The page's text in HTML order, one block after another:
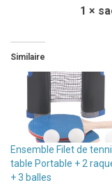
1 ×
Similaire
Ensemble Filet de
table Portable + 2
+ 3 balles